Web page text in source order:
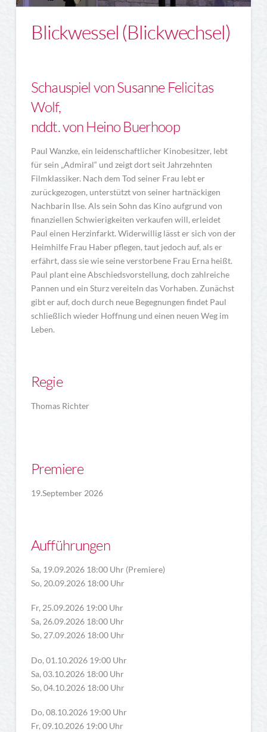
Blickwessel (Blickwechsel)
Schauspiel von Susanne Felicitas
Wolf,
nddt. von Heino Buerhoop
Paul Wanzke, ein leidenschaftlicher Kinobesitzer, lebt
für sein „Admiral“ und zeigt dort seit Jahrzehnten
Filmklassiker. Nach dem Tod seiner Frau lebt er
zurückgezogen, unterstützt von seiner hartnäckigen
Nachbarin Ilse. Als sein Sohn das Kino aufgrund von
finanziellen Schwierigkeiten verkaufen will, erleidet
Paul einen Herzinfarkt. Widerwillig lässt er sich von der
Heimhilfe Frau Haber pflegen, taut jedoch auf, als er
erfährt, dass sie wie seine verstorbene Frau Erna heißt.
Paul plant eine Abschiedsvorstellung, doch zahlreiche
Pannen und ein Sturz vereiteln das Vorhaben. Zunächst
gibt er auf, doch durch neue Begegnungen findet Paul
schließlich wieder Hoffnung und einen neuen Weg im
Leben.
Regie
Thomas Richter
Premiere
19.September 2026
Aufführungen
Sa, 19.09.2026 18:00 Uhr (Premiere)
So, 20.09.2026 18:00 Uhr
Fr, 25.09.2026 19:00 Uhr
Sa, 26.09.2026 18:00 Uhr
So, 27.09.2026 18:00 Uhr
Do, 01.10.2026 19:00 Uhr
Sa, 03.10.2026 18:00 Uhr
So, 04.10.2026 18:00 Uhr
Do, 08.10.2026 19:00 Uhr
Fr, 09.10.2026 19:00 Uhr